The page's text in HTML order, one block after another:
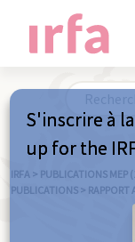
IRFA > PUBLICATIONS MEP
PUBLICATIONS > RAPPORT
S'inscrire à
up for the